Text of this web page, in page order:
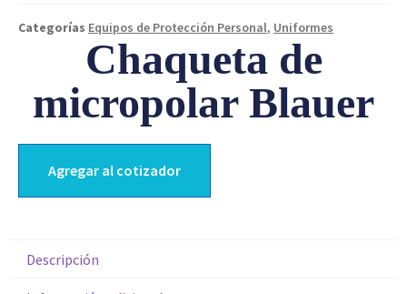
Categorías Equipos de Protección Personal, Uniformes
Chaqueta de
micropolar Blauer
Agregar al cotizador
Descripción